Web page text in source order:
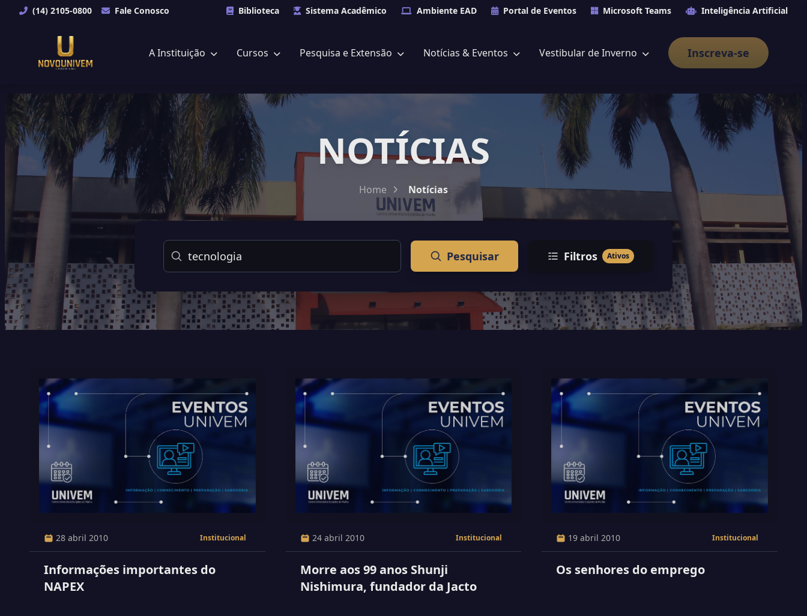
(14) 2105-0800 Fale Conosco Biblioteca Sistema Acadêmico Ambiente EAD Portal de Eventos Microsoft Teams Inteligência Artificial
A Instituição Cursos Pesquisa e Extensão Notícias & Eventos Vestibular de Inverno Inscreva-se
NOTÍCIAS
Home Notícias
Buscar Pesquisar Filtros Ativos
28 abril 2010 Institucional
Informações importantes do
NAPEX
24 abril 2010 Institucional
Morre aos 99 anos Shunji
Nishimura, fundador da Jacto
19 abril 2010 Institucional
Os senhores do emprego